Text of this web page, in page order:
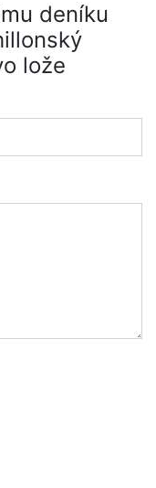
deníku
lože